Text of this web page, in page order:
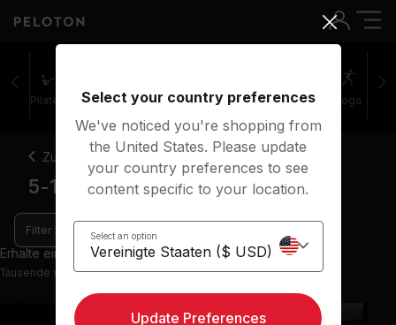
Pilates Cycling Laufen Rudern Yoga
Zurück
5-10 Minuten Lauf-Kurse
Filter
Erhalte einen Einblick mit 39 Vorschau-Kursen
Tausende weitere Kurse in der App verfügbar
Select your country preferences
We've noticed you're shopping from
the United States. Please update
your country preferences to see
content specific to your location.
Select an option
Update Preferences